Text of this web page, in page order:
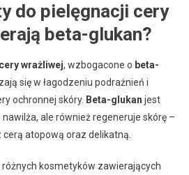
do pielęgnacji cery
beta-glukan?
wrażliwej, wzbogacone o beta-
się w łagodzeniu podrażnień i
ochronnej skóry. Beta-glukan jest
ale również regeneruje skórę –
atopową oraz delikatną.
kosmetyków zawierających